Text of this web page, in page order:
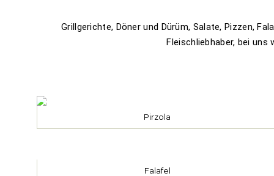
Grillgerichte, Döner und Dürüm, Salate, Pizzen,
Fleischliebhaber, bei
Pirzola
Falafel